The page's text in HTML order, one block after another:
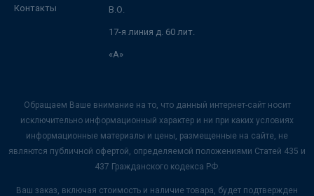
Контакты В.О.
17-я линия д. 60 лит.
«А»
Обращаем Ваше внимание на то, что данный интернет-сайт носит
исключительно информационный характер и ни при каких условиях
информационные материалы и цены, размещенные на сайте, не
являются публичной офертой, определяемой положениями Статей 435 и
437 Гражданского кодекса РФ.
Ваш заказ, включая стоимость и наличие товара, будет подтвержден